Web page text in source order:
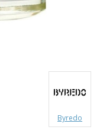
Byredo